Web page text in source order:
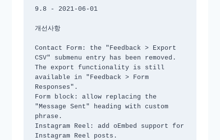
9.8 - 2021-06-01
개선사항
Contact Form: the "Feedback > Export
CSV" submenu entry has been removed.
The export functionality is still
available in "Feedback > Form
Responses".
Form block: allow replacing the
"Message Sent" heading with custom
phrase.
Instagram Reel: add oEmbed support for
Instagram Reel posts.